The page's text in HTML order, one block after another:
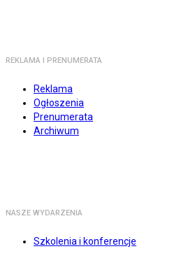
REKLAMA I PRENUMERATA
Reklama
Ogłoszenia
Prenumerata
Archiwum
NASZE WYDARZENIA
Szkolenia i konferencje